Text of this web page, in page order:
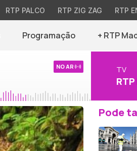
RTP PALCO RTP ZIG ZAG RTP
Programação + RTP
NO AR TV
Pode